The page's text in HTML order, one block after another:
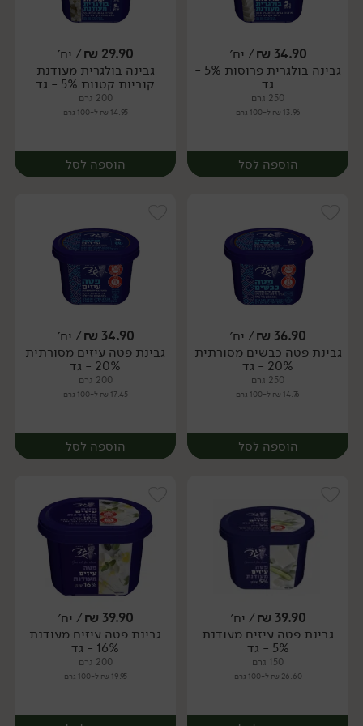
יח׳ יח׳
34.90
₪/ יח׳
גבינה בולגרית פרוסות 5% -
גד
250 גרם
13.96 ₪ ל-100 גרם
הוספה לסל
יח׳
29.90
₪/ יח׳
גבינה בולגרית מעודנת
קוביות קטנות 5% - גד
200 גרם
14.95 ₪ ל-100 גרם
הוספה לסל
יח׳
36.90
₪/ יח׳
גבינת פטה כבשים מסורתית
20% - גד
250 גרם
14.76 ₪ ל-100 גרם
הוספה לסל
יח׳
34.90
₪/ יח׳
גבינת פטה עיזים מסורתית
20% - גד
200 גרם
17.45 ₪ ל-100 גרם
הוספה לסל
יח׳
39.90
₪/ יח׳
גבינת פטה עיזים מעודנת
5% - גד
150 גרם
26.60 ₪ ל-100 גרם
39.90
₪/ יח׳
גבינת פטה עיזים מעודנת
16% - גד
200 גרם
19.95 ₪ ל-100 גרם